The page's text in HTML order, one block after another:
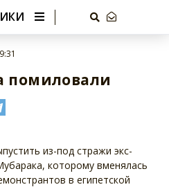
помиловали
из-под стражи экс-
которому вменялась
в египетской